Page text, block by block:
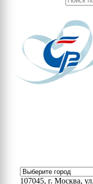
107045, г. Москва,